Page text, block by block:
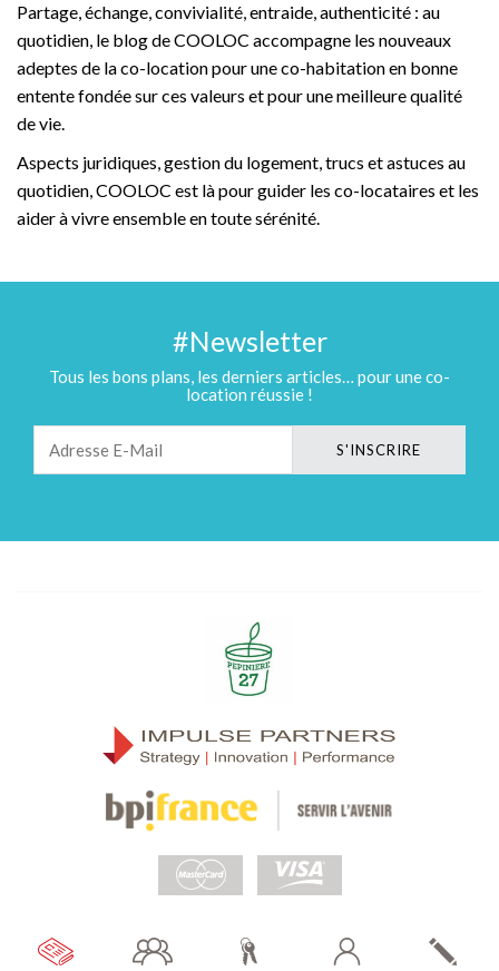
Partage, échange, convivialité, entraide, authenticité : au
quotidien, le blog de COOLOC accompagne les nouveaux
adeptes de la co-location pour une co-habitation en bonne
entente fondée sur ces valeurs et pour une meilleure qualité
de vie.
Aspects juridiques, gestion du logement, trucs et astuces au
quotidien, COOLOC est là pour guider les co-locataires et les
aider à vivre ensemble en toute sérénité.
#Newsletter
Tous les bons plans, les derniers articles… pour une co-
location réussie !